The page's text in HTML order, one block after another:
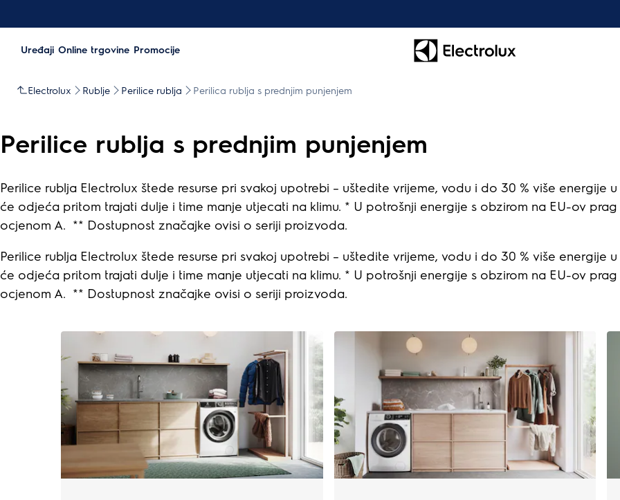
Uređaji Online trgovine Promocije
Electrolux Rublje Perilice rublja Perilica rublja s prednjim punjenjem
Perilice rublja s prednjim punjenjem
Perilice rublja Electrolux štede resurse pri svakoj upotrebi – uštedite vrijeme, vodu i do 30 % više energije
će odjeća pritom trajati dulje i time manje utjecati na klimu. * U potrošnji energije s obzirom na EU-ov
ocjenom A. ** Dostupnost značajke ovisi o seriji proizvoda.
Perilice rublja Electrolux štede resurse pri svakoj upotrebi – uštedite vrijeme, vodu i do 30 % više energije
će odjeća pritom trajati dulje i time manje utjecati na klimu. * U potrošnji energije s obzirom na EU-ov
ocjenom A. ** Dostupnost značajke ovisi o seriji proizvoda.